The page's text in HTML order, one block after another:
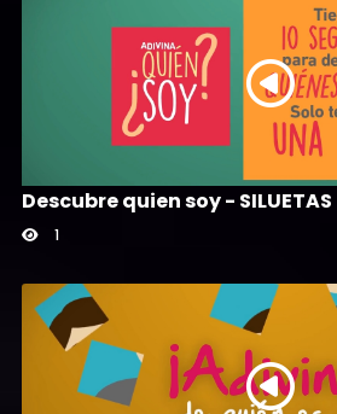
Descubre quien soy - SILUETAS
1